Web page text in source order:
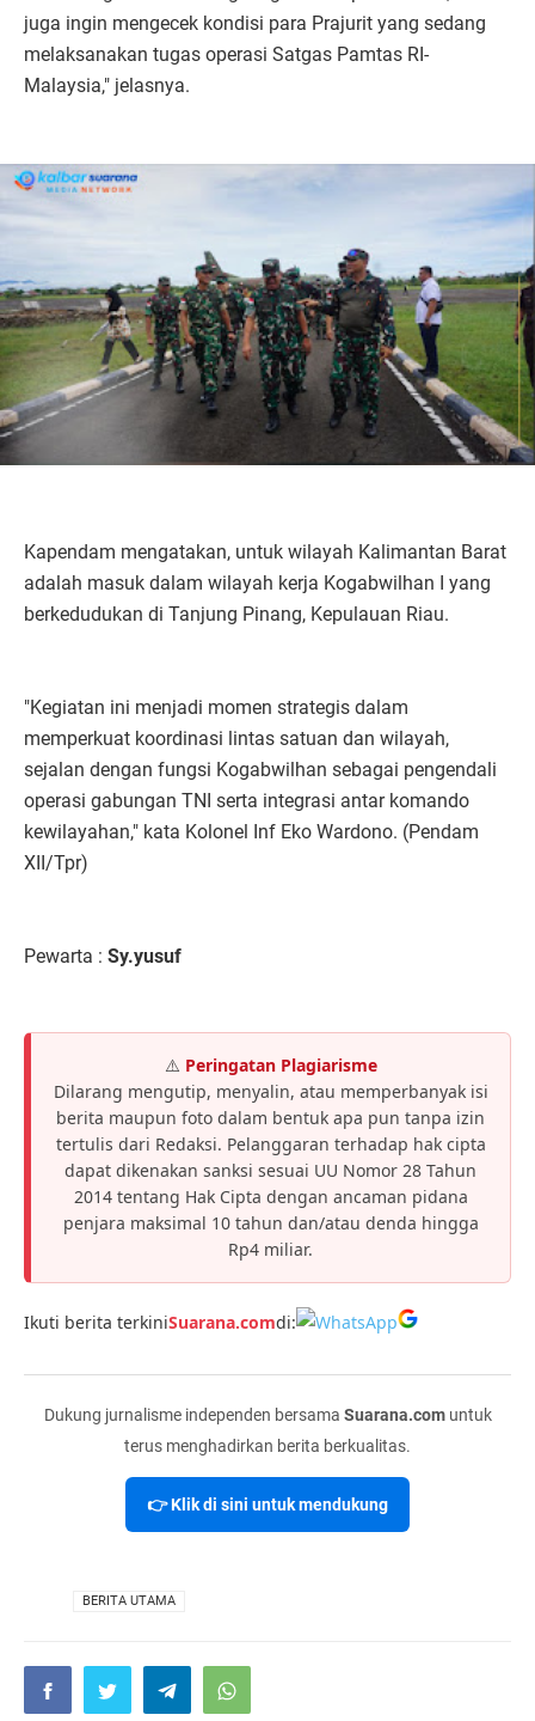
juga ingin mengecek kondisi para Prajurit yang sedang
melaksanakan tugas operasi Satgas Pamtas RI-
Malaysia," jelasnya.
Kapendam mengatakan, untuk wilayah Kalimantan Barat
adalah masuk dalam wilayah kerja Kogabwilhan I yang
berkedudukan di Tanjung Pinang, Kepulauan Riau.
"Kegiatan ini menjadi momen strategis dalam
memperkuat koordinasi lintas satuan dan wilayah,
sejalan dengan fungsi Kogabwilhan sebagai pengendali
operasi gabungan TNI serta integrasi antar komando
kewilayahan," kata Kolonel Inf Eko Wardono. (Pendam
XII/Tpr)
Pewarta : Sy.yusuf
⚠️ Peringatan Plagiarisme
Dilarang mengutip, menyalin, atau memperbanyak isi
berita maupun foto dalam bentuk apa pun tanpa izin
tertulis dari Redaksi. Pelanggaran terhadap hak cipta
dapat dikenakan sanksi sesuai UU Nomor 28 Tahun
2014 tentang Hak Cipta dengan ancaman pidana
penjara maksimal 10 tahun dan/atau denda hingga
Rp4 miliar.
Ikuti berita terkiniSuarana.comdi:
Dukung jurnalisme independen bersama Suarana.comuntuk
terus menghadirkan berita berkualitas.
👉 Klik di sini untuk mendukung
BERITA UTAMA